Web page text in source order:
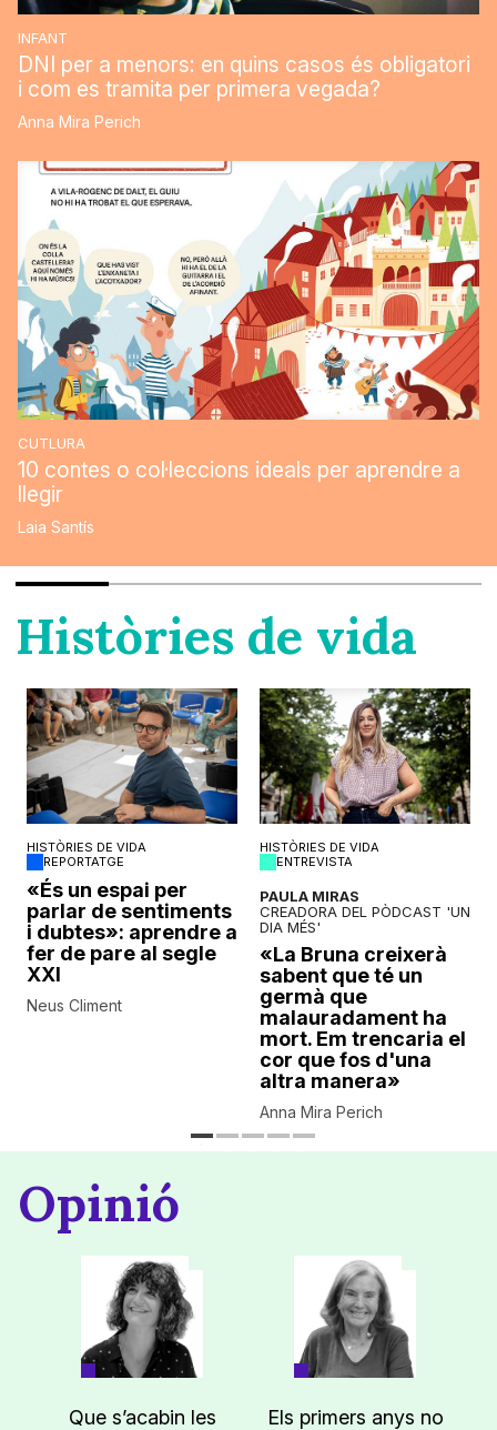
INFANT
DNI per a menors: en quins casos és obligatori
i com es tramita per primera vegada?
Anna Mira Perich
CUTLURA
10 contes o col·leccions ideals per aprendre a
llegir
Laia Santís
Històries de vida
HISTÒRIES DE VIDA
REPORTATGE
«És un espai per
parlar de sentiments
i dubtes»: aprendre a
fer de pare al segle
XXI
Neus Climent
HISTÒRIES DE VIDA
ENTREVISTA
PAULA MIRAS
CREADORA DEL PÒDCAST 'UN
DIA MÉS'
«La Bruna creixerà
sabent que té un
germà que
malauradament ha
mort. Em trencaria el
cor que fos d'una
altra manera»
Anna Mira Perich
Opinió
Que s’acabin les
Els primers anys no